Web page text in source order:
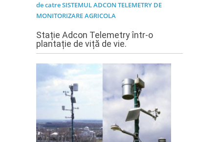
de catre SISTEMUL ADCON TELEMETRY DE
MONITORIZARE AGRICOLA
Stație Adcon Telemetry într-o
plantație de viță de vie.